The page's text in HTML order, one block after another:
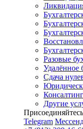
Разовые
Удалённое
Сдача
Консалтинг
Другие
Telegram